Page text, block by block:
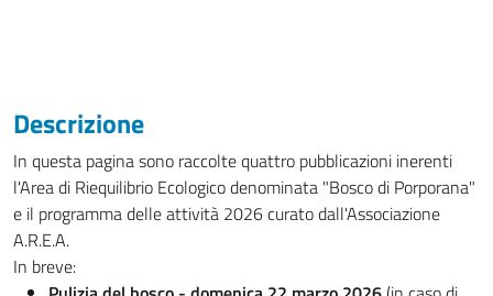
Descrizione
In questa pagina sono raccolte quattro pubblicazioni inerenti
l'Area di Riequilibrio Ecologico denominata "Bosco di Porporana"
e il programma delle attività 2026 curato dall'Associazione
A.R.E.A.
In breve: